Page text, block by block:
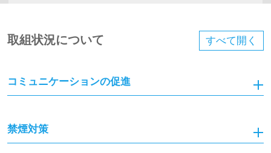
すべて 開く
取組状況について
コミュニケーションの促進
禁煙対策